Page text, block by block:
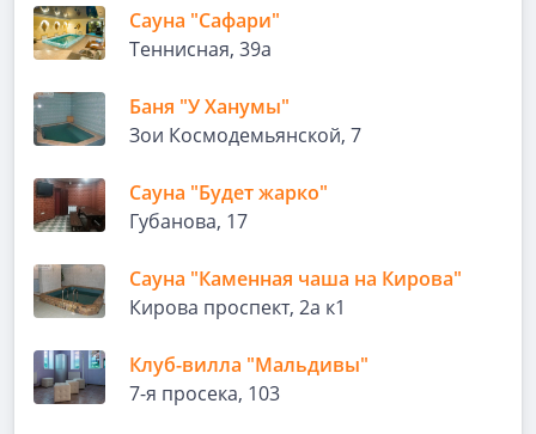
Сауна "Сафари"
Теннисная, 39а
Баня "У Ханумы"
Зои Космодемьянской, 7
Сауна "Будет жарко"
Губанова, 17
Сауна "Каменная чаша на Кирова"
Кирова проспект, 2а к1
Клуб-вилла "Мальдивы"
7-я просека, 103